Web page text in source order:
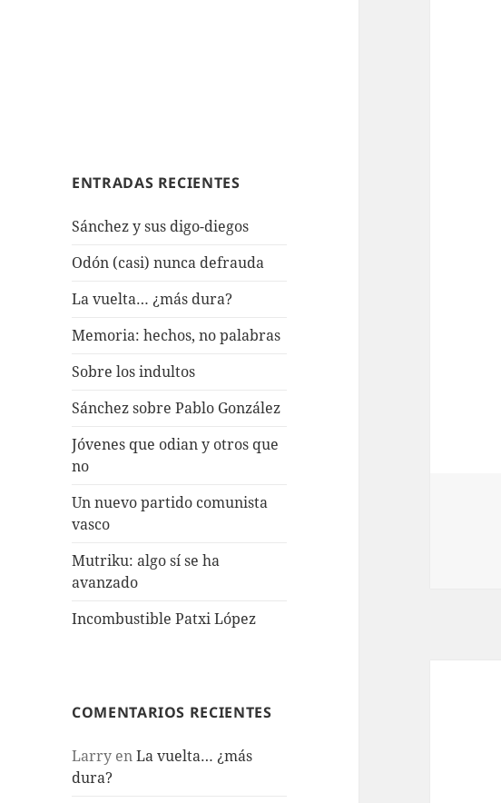
ENTRADAS RECIENTES
Sánchez y sus digo-diegos
Odón (casi) nunca defrauda
La vuelta… ¿más dura?
Memoria: hechos, no palabras
Sobre los indultos
Sánchez sobre Pablo González
Jóvenes que odian y otros que
no
Un nuevo partido comunista
vasco
Mutriku: algo sí se ha
avanzado
Incombustible Patxi López
COMENTARIOS RECIENTES
Larry enLa vuelta… ¿más
dura?